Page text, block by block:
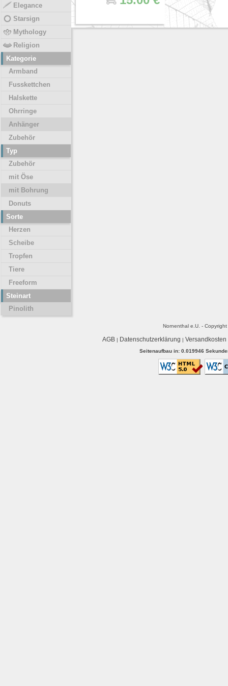
Elegance
Starsign
Mythology
Religion
Kategorie
Armband
Fusskettchen
Halskette
Ohrringe
Anhänger
Zubehör
Typ
Zubehör
mit Öse
mit Bohrung
Donuts
Sorte
Herzen
Scheibe
Tropfen
Tiere
Freeform
Steinart
Pinolith
Nornenthal e.U. -
AGB| Datenschutzerklärung | Versandkosten
Seitenaufbau in: 0.019946